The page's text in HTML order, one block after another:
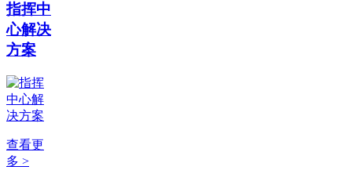
指挥中
心解决
方案
查看更
多 >